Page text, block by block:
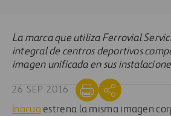
La marca que utiliza Ferrovial
integral de centros deportivos
imagen unificada en sus
26 SEP 2016
Inacuaestrena la misma imagen